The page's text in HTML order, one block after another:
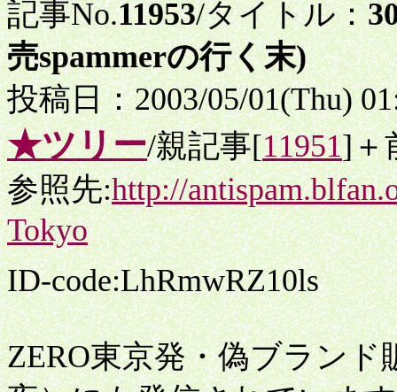
記事No.11953/タイトル：
売spammerの行く末)
投稿日：2003/05/01(Thu)
★ツリー/親記事[11951]＋
参照先:http://
Tokyo
ID-code:LhRmwRZ10ls
ZERO東京発・偽ブランド